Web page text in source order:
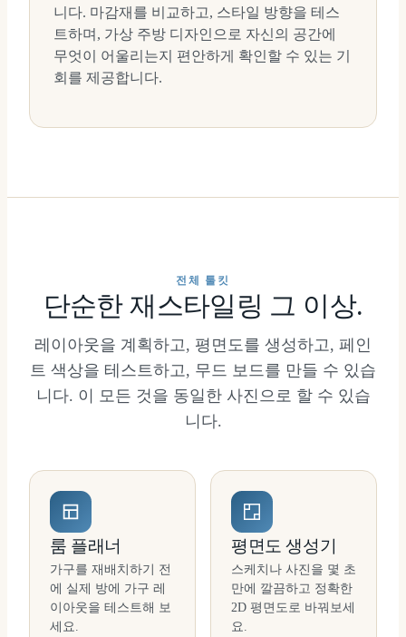
니다. 마감재를 비교하고, 스타일 방향을 테스
트하며, 가상 주방 디자인으로 자신의 공간에
무엇이 어울리는지 편안하게 확인할 수 있는 기
회를 제공합니다.
전체 툴킷
단순한 재스타일링 그 이상.
레이아웃을 계획하고, 평면도를 생성하고, 페인
트 색상을 테스트하고, 무드 보드를 만들 수 있습
니다. 이 모든 것을 동일한 사진으로 할 수 있습
니다.
룸 플래너
가구를 재배치하기 전
에 실제 방에 가구 레
이아웃을 테스트해 보
세요.
평면도 생성기
스케치나 사진을 몇 초
만에 깔끔하고 정확한
2D 평면도로 바꿔보세
요.